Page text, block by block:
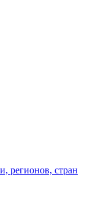
регионов, стран